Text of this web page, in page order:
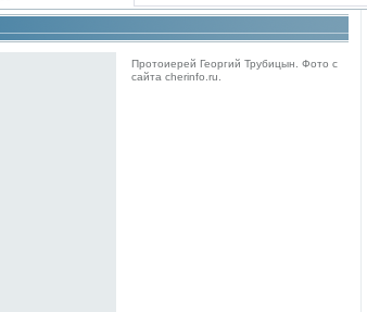
Протоиерей Георгий Трубицын. Фото с
сайта cherinfo.ru.